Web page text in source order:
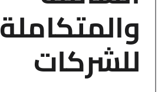
والمتكاملة
للشركات